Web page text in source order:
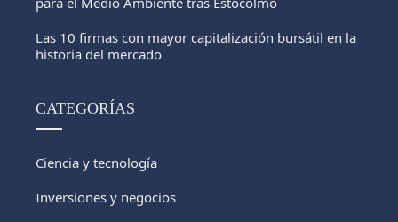
Las 10 firmas con mayor capitalización bursátil en la
historia del mercado
CATEGORÍAS
Ciencia y tecnología
Inversiones y negocios